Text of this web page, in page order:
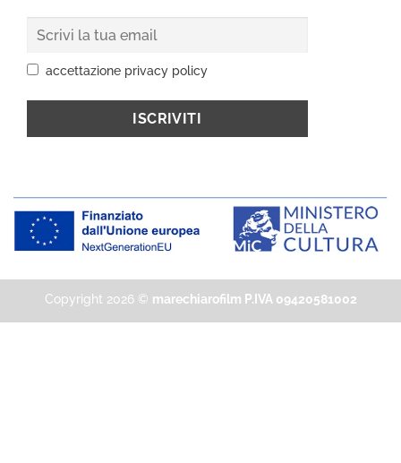
accettazione privacy policy
Copyright 2026 © marechiarofilm P.IVA 09420581002